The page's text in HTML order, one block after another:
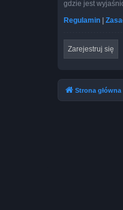
gdzie jest
Regulamin |
Zarejestruj się
Strona główna